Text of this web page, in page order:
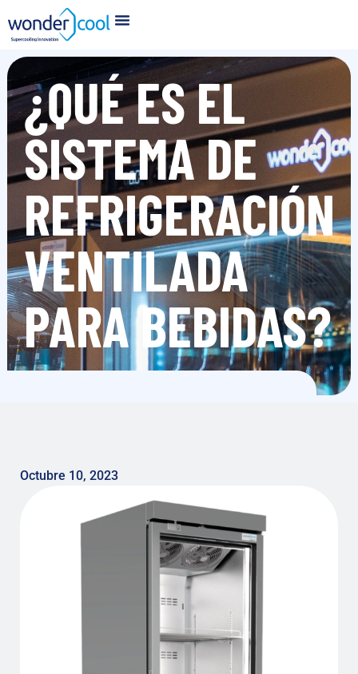
¿QUÉ ES EL
SISTEMA DE
REFRIGERACIÓN
VENTILADA
PARA BEBIDAS?
Octubre 10, 2023